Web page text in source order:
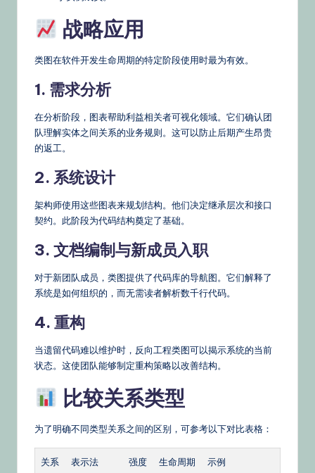
战略应用
类图在软件开发生命周期的特定阶段使用时最为有效。
1. 需求分析
在分析阶段，图表帮助利益相关者可视化领域。它们确认团
队理解实体之间关系的业务规则。这可以防止后期产生昂贵
的返工。
2. 系统设计
架构师使用这些图表来规划结构。他们决定继承层次和接口
契约。此阶段为代码结构奠定了基础。
3. 文档编制与新成员入职
对于新团队成员，类图提供了代码库的导航图。它们解释了
系统是如何组织的，而无需读者解析数千行代码。
4. 重构
当遗留代码难以维护时，反向工程类图可以揭示系统的当前
状态。这使团队能够制定重构策略以改善结构。
比较关系类型
为了明确不同类型关系之间的区别，可参考以下对比表格：
关系 表示法 强度 生命周期 示例